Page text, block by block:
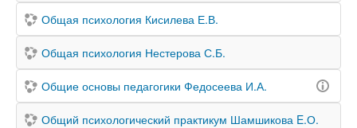
Общая психология Кисилева Е.В.
Общая психология Нестерова С.Б.
Общие основы педагогики Федосеева И.А.
Общий психологический практикум Шамшикова E.О.